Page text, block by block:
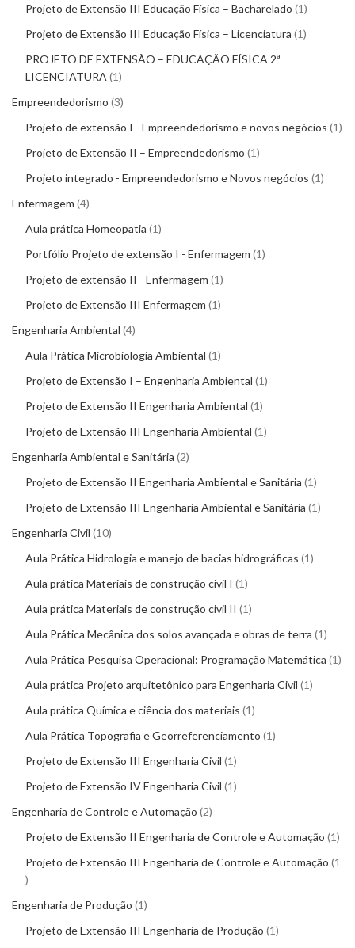
Projeto de Extensão III Educação Física – Bacharelado 1
Projeto de Extensão III Educação Física – Licenciatura 1
PROJETO DE EXTENSÃO – EDUCAÇÃO FÍSICA 2ª
LICENCIATURA 1
Empreendedorismo 3
Projeto de extensão I - Empreendedorismo e novos negócios 1
Projeto de Extensão II – Empreendedorismo 1
Projeto integrado - Empreendedorismo e Novos negócios 1
Enfermagem 4
Aula prática Homeopatia 1
Portfólio Projeto de extensão I - Enfermagem 1
Projeto de extensão II - Enfermagem 1
Projeto de Extensão III Enfermagem 1
Engenharia Ambiental 4
Aula Prática Microbiologia Ambiental 1
Projeto de Extensão I – Engenharia Ambiental 1
Projeto de Extensão II Engenharia Ambiental 1
Projeto de Extensão III Engenharia Ambiental 1
Engenharia Ambiental e Sanitária 2
Projeto de Extensão II Engenharia Ambiental e Sanitária 1
Projeto de Extensão III Engenharia Ambiental e Sanitária 1
Engenharia Civil 10
Aula Prática Hidrologia e manejo de bacias hidrográficas 1
Aula prática Materiais de construção civil I 1
Aula prática Materiais de construção civil II 1
Aula Prática Mecânica dos solos avançada e obras de terra 1
Aula Prática Pesquisa Operacional: Programação Matemática 1
Aula prática Projeto arquitetônico para Engenharia Civil 1
Aula prática Química e ciência dos materiais 1
Aula Prática Topografia e Georreferenciamento 1
Projeto de Extensão III Engenharia Civil 1
Projeto de Extensão IV Engenharia Civil 1
Engenharia de Controle e Automação 2
Projeto de Extensão II Engenharia de Controle e Automação 1
Projeto de Extensão III Engenharia de Controle e Automação 1
Engenharia de Produção 1
Projeto de Extensão III Engenharia de Produção 1